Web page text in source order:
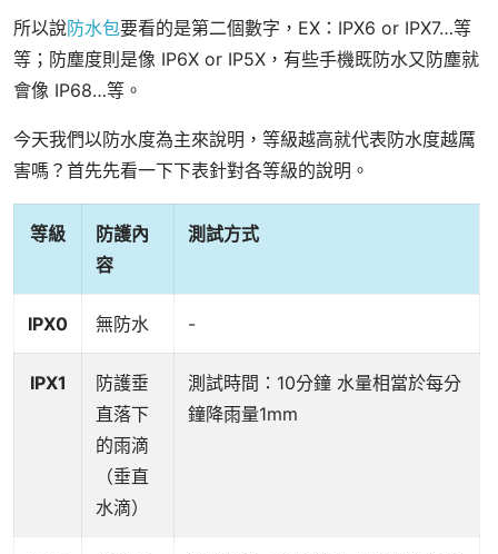
所以說防水包要看的是第二個數字，EX：IPX6 or IPX7…等
等；防塵度則是像 IP6X or IP5X，有些手機既防水又防塵就
會像 IP68…等。
今天我們以防水度為主來說明，等級越高就代表防水度越厲
害嗎？首先先看一下下表針對各等級的說明。
等級
防護內
容
測試方式
IPX0 無防水 -
IPX1
防護垂
直落下
的雨滴
（垂直
水滴）
測試時間：10分鐘 水量相當於每分
鐘降雨量1mm